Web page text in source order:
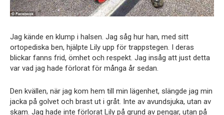
Jag kände en klump i halsen. Jag såg hur han, med sitt
ortopediska ben, hjälpte Lily upp för trappstegen. I deras
blickar fanns frid, ömhet och respekt. Jag insåg att just detta
var vad jag hade förlorat för många år sedan.
Den kvällen, när jag kom hem till min lägenhet, slängde jag min
jacka på golvet och brast ut i gråt. Inte av avundsjuka, utan av
skam. Jag hade inte förlorat Lily på grund av pengar, utan på